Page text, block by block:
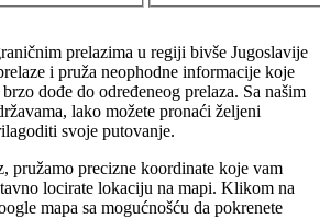
prelazima u regiji bivše Jugoslavije
i pruža neophodne informacije koje
dođe do određeneog prelaza. Sa našim
lako možete pronaći željeni
svoje putovanje.
pružamo precizne koordinate koje vam
locirate lokaciju na mapi. Klikom na
mapa sa mogućnošću da pokrenete